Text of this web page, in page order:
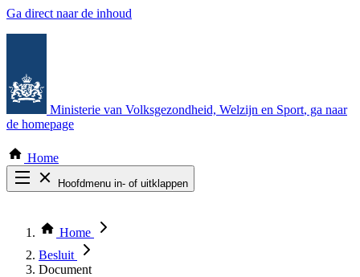
Ga direct naar de inhoud
Ministerie van Volksgezondheid, Welzijn en Sport, ga naar
de homepage
Home
Hoofdmenu in- of uitklappen
Thema COVID-19
Bekijk per bestuursorgaan
Home
Besluit
Document